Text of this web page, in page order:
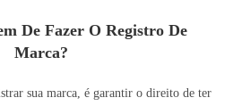
De Fazer O Registro De
Marca?
sua marca, é garantir o direito de ter